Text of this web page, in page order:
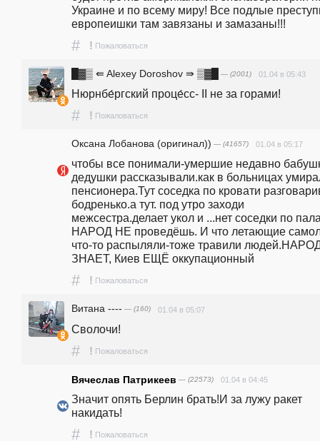
Украине и по всему миру! Все подлые
европеишки там завязаны и замазаны!!!
# ! Пожаловаться
█▓▒ ⇚ Alexey Doroshov ⇛ ▒▓█ — (2001) 01.04 в 05:43
Нюрнбе́ргский проце́сс- II не за горами!
# ! Пожаловаться
Оксана Лобанова (оригинал)) — (41657) 01.04 в 05:17
чтобы все понимали-умершие недавно
дедушки рассказывали.как в больницах
пенсионера.Тут соседка по кровати
бодренько.а тут. под утро заходи
межсестра.делает укол и ...нет соседки по
НАРОД НЕ проведёшь. И что летающие
что-то распыляли-тоже травили
ЗНАЕТ, Киев ЕЩЁ оккупационный
# ! Пожаловаться
Витана ---- — (160) 01.04 в 05:07
Сволочи!
# ! Пожаловаться
Вячеслав Патрикеев — (22573) 01.04 в 04:45
Значит опять Берлин брать!И за лужу ракет
накидать!
# ! Пожаловаться